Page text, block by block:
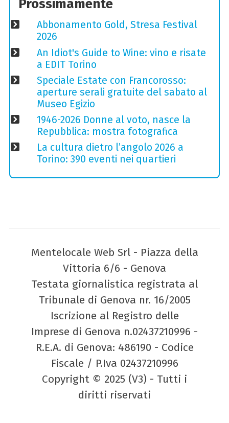
Prossimamente
Abbonamento Gold, Stresa Festival
2026
An Idiot's Guide to Wine: vino e risate
a EDIT Torino
Speciale Estate con Francorosso:
aperture serali gratuite del sabato al
Museo Egizio
1946-2026 Donne al voto, nasce la
Repubblica: mostra fotografica
La cultura dietro l’angolo 2026 a
Torino: 390 eventi nei quartieri
Mentelocale Web Srl - Piazza della
Vittoria 6/6 - Genova
Testata giornalistica registrata al
Tribunale di Genova nr. 16/2005
Iscrizione al Registro delle
Imprese di Genova n.02437210996 -
R.E.A. di Genova: 486190 - Codice
Fiscale / P.Iva 02437210996
Copyright © 2025 (V3) - Tutti i
diritti riservati